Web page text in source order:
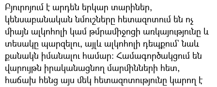
Բյուրոյում է արդեն երկար տարիներ,
կենսաբանական նմուշները հետազոտում են ոչ
միայն ալկոհոլի կամ թմրամիջոցի առկայությունը և
տեսակը պարզելու, այլև ալկոհոլի դեպքում` նաև
քանակն իմանալու համար։ Համագործակցում են
վարույթն իրականացնող մարմինների հետ,
հաճախ հենց այս մեկ հետազոտությունը կարող է